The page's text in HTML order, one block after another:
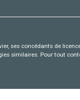
ses concédants de
similaires. Pour tout